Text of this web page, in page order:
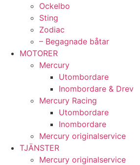
Ockelbo
Sting
Zodiac
– Begagnade båtar
MOTORER
Mercury
Utombordare
Inombordare & Drev
Mercury Racing
Utombordare
Inombordare
Mercury originalservice
TJÄNSTER
Mercury originalservice